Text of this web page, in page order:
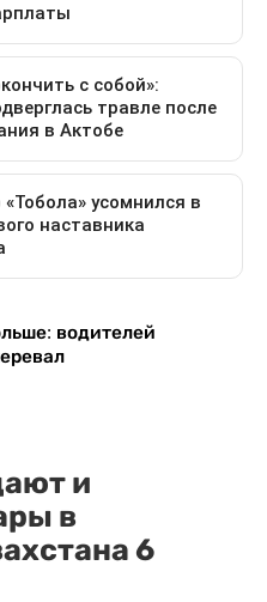
водителей
и
в
6